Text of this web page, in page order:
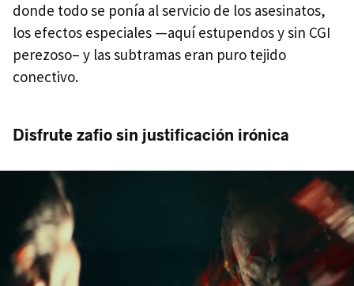
donde todo se ponía al servicio de los asesinatos,
los efectos especiales —aquí estupendos y sin CGI
perezoso– y las subtramas eran puro tejido
conectivo.
Disfrute zafio sin justificación irónica